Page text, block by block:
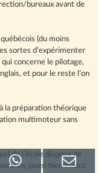
bureaux avant de
(du moins
sortes d’expérimenter
concerne le pilotage,
et pour le reste l’on
la préparation théorique
multimoteur sans
de l’école dispose de
(aussi bien blancs
P P